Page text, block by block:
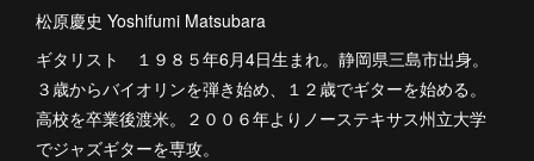
松原慶史 Yoshifumi Matsubara
ギタリスト １９８５年6月4日生まれ。静岡県三島市出身。
３歳からバイオリンを弾き始め、１２歳でギターを始める。
高校を卒業後渡米。２００６年よりノーステキサス州立大学
でジャズギターを専攻。